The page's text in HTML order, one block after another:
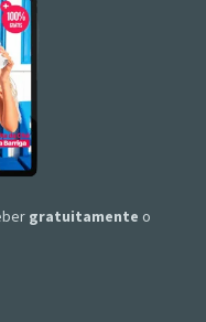
gratuitamente o